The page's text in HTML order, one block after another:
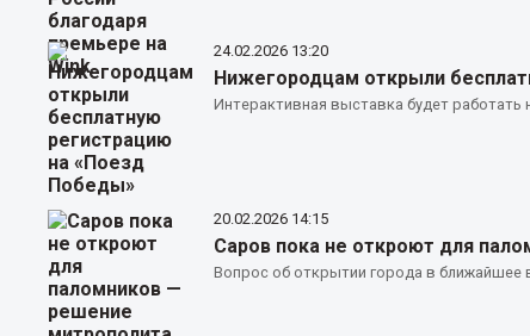
24.02.2026 13:20
Нижегородцам открыли
Интерактивная выставка будет работать
20.02.2026 14:15
Саров пока не откроют для
Вопрос об открытии города в ближайшее